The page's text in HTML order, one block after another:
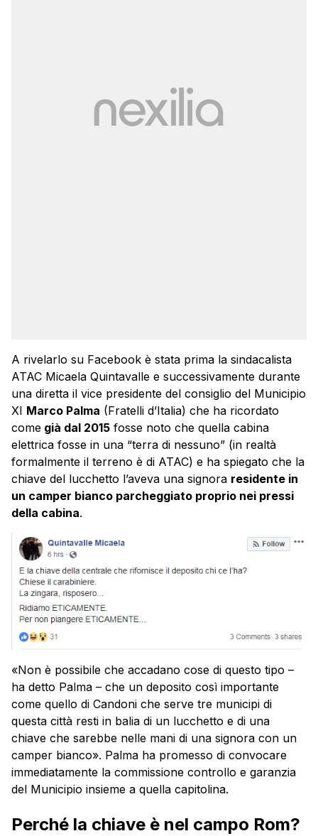
A rivelarlo su Facebook è stata prima la sindacalista
ATAC Micaela Quintavalle e successivamente durante
una diretta il vice presidente del consiglio del Municipio
XI Marco Palma (Fratelli d’Italia) che ha ricordato
come già dal 2015 fosse noto che quella cabina
elettrica fosse in una “terra di nessuno” (in realtà
formalmente il terreno è di ATAC) e ha spiegato che la
chiave del lucchetto l’aveva una signora residente in
un camper bianco parcheggiato proprio nei pressi
della cabina.
«Non è possibile che accadano cose di questo tipo –
ha detto Palma – che un deposito così importante
come quello di Candoni che serve tre municipi di
questa città resti in balia di un lucchetto e di una
chiave che sarebbe nelle mani di una signora con un
camper bianco». Palma ha promesso di convocare
immediatamente la commissione controllo e garanzia
del Municipio insieme a quella capitolina.
Perché la chiave è nel campo Rom?